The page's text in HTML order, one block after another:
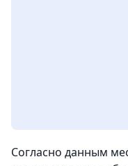
Согласно данным